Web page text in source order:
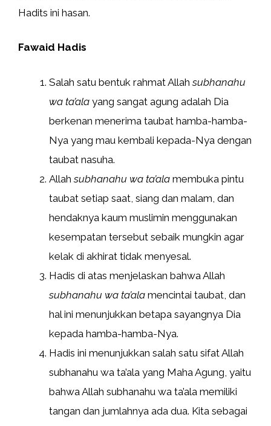
Hadits ini hasan.
Fawaid Hadis
Salah satu bentuk rahmat Allahsubhanahu
wa ta’ala yang sangat agung adalah Dia
berkenan menerima taubat hamba-hamba-
Nya yang mau kembali kepada-Nya dengan
taubat nasuha.
Allahsubhanahu wa ta’ala membuka pintu
taubat setiap saat, siang dan malam, dan
hendaknya kaum muslimin menggunakan
kesempatan tersebut sebaik mungkin agar
kelak di akhirat tidak menyesal.
Hadis di atas menjelaskan bahwa Allah
subhanahu wa ta’ala mencintai taubat, dan
hal ini menunjukkan betapa sayangnya Dia
kepada hamba-hamba-Nya.
Hadis ini menunjukkan salah satu sifat Allah
subhanahu wa ta’ala yang Maha Agung, yaitu
bahwa Allah subhanahu wa ta’ala memiliki
tangan dan jumlahnya ada dua. Kita sebagai